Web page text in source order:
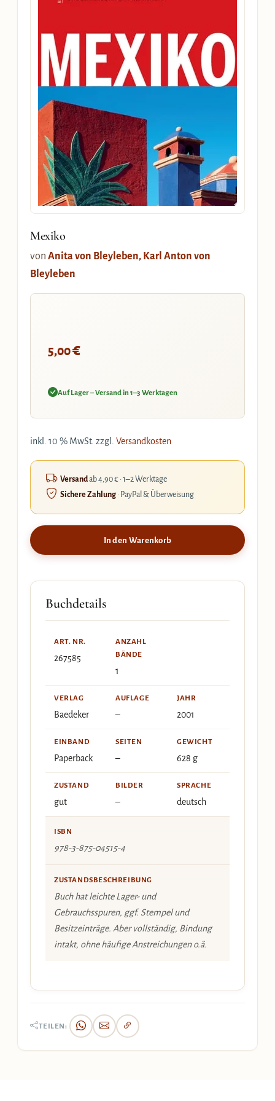
Mexiko
von Anita von Bleyleben, Karl Anton von
Bleyleben
5,00€
Auf Lager – Versand in 1–3 Werktagen
inkl. 10 % MwSt. zzgl. Versandkosten
Versandab 4,90 € · 1–2 Werktage
Sichere Zahlung· PayPal & Überweisung
In den Warenkorb
Buchdetails
ART. NR.
267585
ANZAHL
BÄNDE
1
VERLAG
Baedeker
AUFLAGE
–
JAHR
2001
EINBAND
Paperback
SEITEN
–
GEWICHT
628 g
ZUSTAND
gut
BILDER
–
SPRACHE
deutsch
ISBN
978-3-875-04515-4
ZUSTANDSBESCHREIBUNG
Buch hat leichte Lager- und
Gebrauchsspuren, ggf. Stempel und
Besitzeinträge. Aber vollständig, Bindung
intakt, ohne häufige Anstreichungen o.ä.
TEILEN: